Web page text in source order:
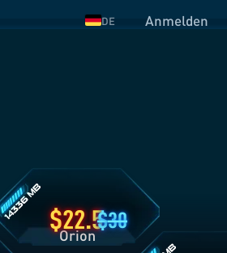
DE Anmelden
22.530
Orion